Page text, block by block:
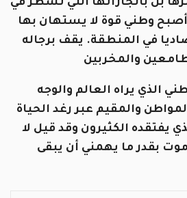
بل بانجازاتها التي تسطر في
وطني قوة لا يستهان بها
في المنطقة. يقف برجاله
والمخربين
الذي يراه العالم والوجه
والمقيم عبر رغد الحياة
يفتقده الكثيرون وقد قيل لا
بقدر ما يهمني أن يبقى